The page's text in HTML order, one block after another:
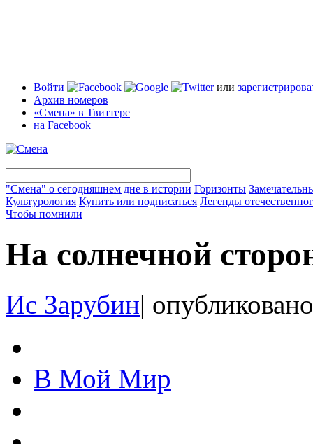
Войти или
Архив номеров
«Смена» в Твиттере
на Facebook
"Смена" о сегодняшнем дне в истории Горизонты
Культурология Купить или подписаться Легенды
Чтобы помнили
На солнечной
Ис Зарубин|
В Мой Мир